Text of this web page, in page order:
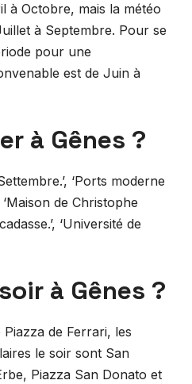
à Octobre, mais la météo
à Septembre. Pour se
pour une
est de Juin à
à Gênes ?
‘Ports moderne
‘Maison de Christophe
‘Université de
à Gênes ?
de Ferrari, les
le soir sont San
Piazza San Donato et